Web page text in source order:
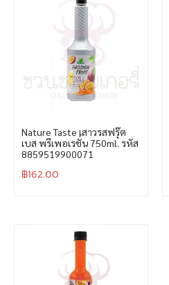
Nature Taste เสาวรสฟรุ๊ต
เบส พรีเพอเรชั่น 750ml. รหัส
8859519900071
฿162.00